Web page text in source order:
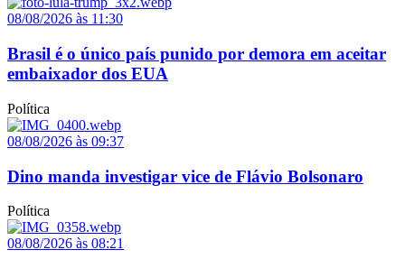
08/08/2026 às 11:30
Brasil é o único país punido por demora em aceitar
embaixador dos EUA
Política
08/08/2026 às 09:37
Dino manda investigar vice de Flávio Bolsonaro
Política
08/08/2026 às 08:21